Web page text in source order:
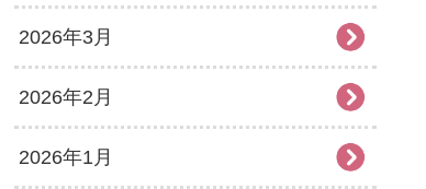
2026年3月
2026年2月
2026年1月